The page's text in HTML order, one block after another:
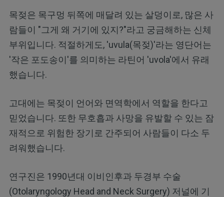
목젖은 목구멍 뒤쪽에 매달려 있는 살덩이로, 많은 사
람들이 "그게 왜 거기에 있지?"라고 궁금해하는 신체
부위입니다. 적절하게도, 'uvula(목젖)'라는 영단어는
'작은 포도송이'를 의미하는 라틴어 'uvola'에서 유래
했습니다.
고대에는 목젖이 언어와 면역학에서 역할을 한다고
믿었습니다. 또한 무호흡과 사망을 유발할 수 있는 잠
재적으로 위험한 장기로 간주되어 사람들이 다소 두
려워했습니다.
연구진은 1990년대 이비인후과 두경부 수술
(Otolaryngology Head and Neck Surgery) 저널에 기